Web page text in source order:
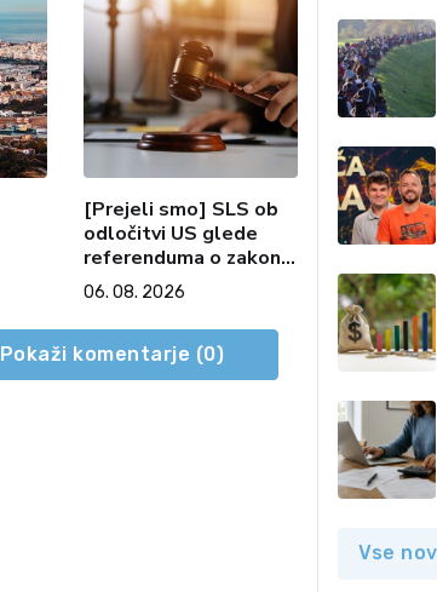
[Prejeli smo] SLS ob
odločitvi US glede
referenduma o zakonu
o interventnih ukrepih
za razvoj Slovenije
06. 08. 2026
Pokaži komentarje (0)
Vse